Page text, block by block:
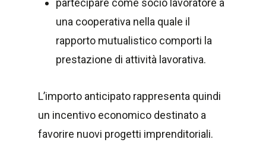
partecipare come socio lavoratore a
una cooperativa nella quale il
rapporto mutualistico comporti la
prestazione di attività lavorativa.
L’importo anticipato rappresenta quindi
un incentivo economico destinato a
favorire nuovi progetti imprenditoriali.